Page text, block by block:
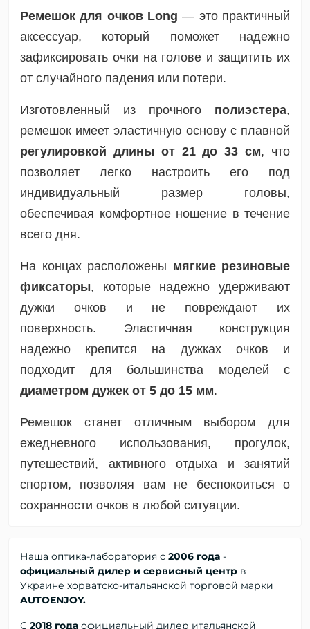
Ремешок для очков Long — это практичный
аксессуар, который поможет надежно
зафиксировать очки на голове и защитить их
от случайного падения или потери.
Изготовленный из прочного полиэстера,
ремешок имеет эластичную основу с плавной
регулировкой длины от 21 до 33 см, что
позволяет легко настроить его под
индивидуальный размер головы,
обеспечивая комфортное ношение в течение
всего дня.
На концах расположены мягкие резиновые
фиксаторы, которые надежно удерживают
дужки очков и не повреждают их
поверхность. Эластичная конструкция
надежно крепится на дужках очков и
подходит для большинства моделей с
диаметром дужек от 5 до 15 мм.
Ремешок станет отличным выбором для
ежедневного использования, прогулок,
путешествий, активного отдыха и занятий
спортом, позволяя вам не беспокоиться о
сохранности очков в любой ситуации.
Наша оптика-лаборатория с 2006 года -
официальный дилер и сервисный центр в
Украине хорватско-итальянской торговой марки
AUTOENJOY.
С 2018 года официальный дилер итальянской